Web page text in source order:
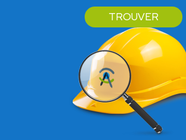
TROUVER